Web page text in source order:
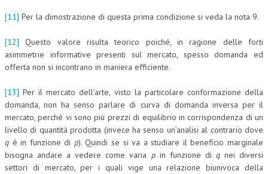
[11] Per la dimostrazione di questa prima condizione si veda la nota 9.
[12] Questo valore risulta teorico poiché, in ragione delle forti
asimmetrie informative presenti sul mercato, spesso domanda ed
offerta non si incontrano in maniera efficiente.
[13] Per il mercato dell’arte, visto la particolare conformazione della
domanda, non ha senso parlare di curva di domanda inversa per il
mercato, perché vi sono più prezzi di equilibrio in corrispondenza di un
livello di quantità prodotta (invece ha senso un’analisi al contrario dove
q è in funzione di p). Quindi se si va a studiare il beneficio marginale
bisogna andare a vedere come varia pin funzione di qnei diversi
settori di mercato, per i quali vige una relazione biunivoca della